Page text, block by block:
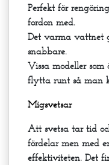
Perfekt för
fordon med.
Det varma vattnet
snabbare.
Vissa modeller
flytta runt så man
Migsvetsar
Att svetsa tar tid
fördelar men med
effektiviteten. Det